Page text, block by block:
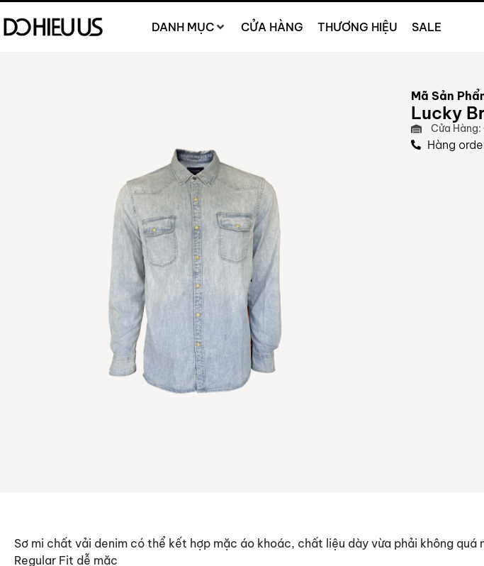
DANH MỤC CỬA HÀNG THƯƠNG HIỆU SALE
Mã Sản
Lucky
Cửa Hàng:
Hàng
Sơ mi chất vải denim có thể kết hợp mặc áo khoác, chất liệu dày vừa phải không quá
Regular Fit dễ mặc